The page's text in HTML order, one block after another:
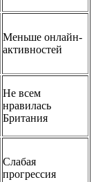
Меньше онлайн-
активностей
Не всем
нравилась
Британия
Слабая
прогрессия